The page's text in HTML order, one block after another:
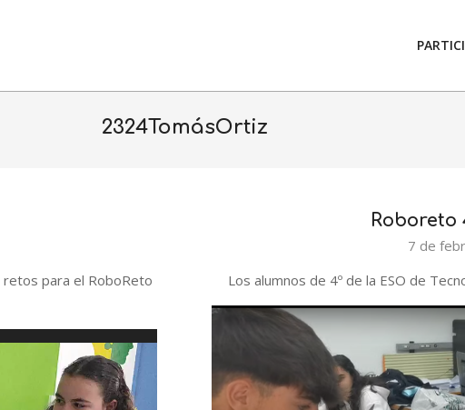
2324TomásOrtiz
para el RoboReto
Roboreto
7 de
Los alumnos de 4º de la ESO de